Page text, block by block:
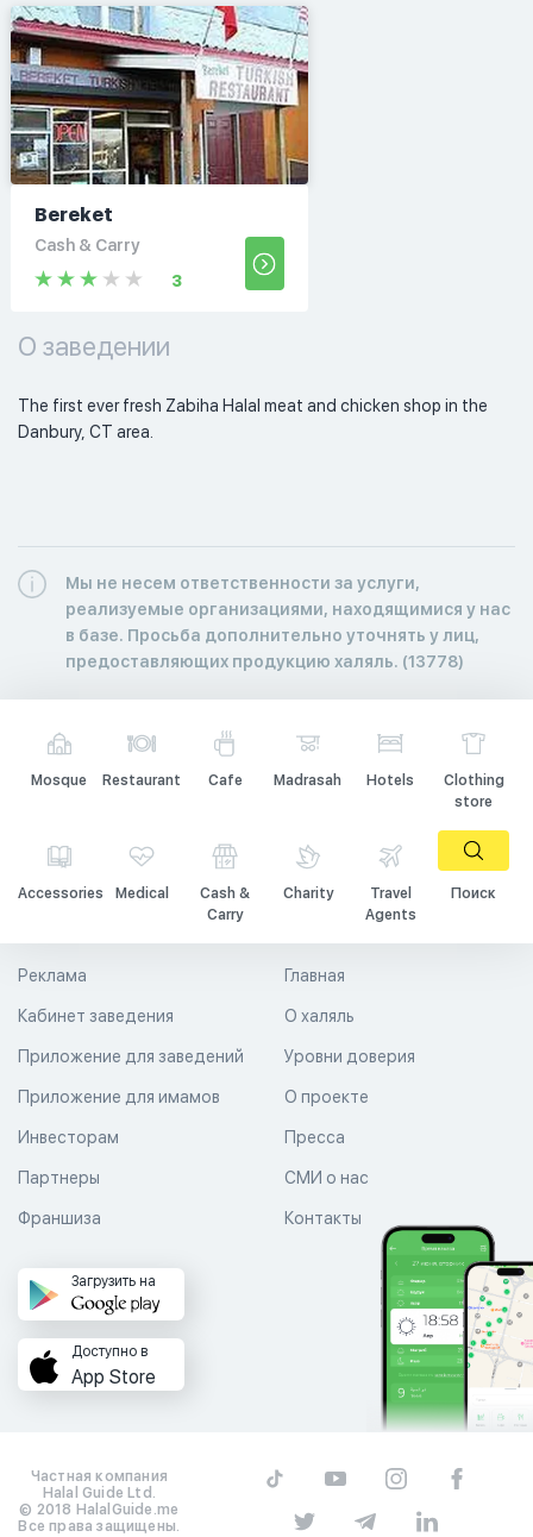
Bereket
Cash & Carry
3
О заведении
The first ever fresh Zabiha Halal meat and chicken shop in the
Danbury, CT area.
Мы не несем ответственности за услуги,
реализуемые организациями, находящимися у нас
в базе. Просьба дополнительно уточнять у лиц,
предоставляющих продукцию халяль. (13778)
Mosque Restaurant Cafe Madrasah Hotels
Clothing
store
Accessories Medical
Cash &
Carry
Charity
Travel
Agents
Поиск
Главная
О халяль
Уровни доверия
Реклама
Кабинет заведения
Приложение для заведений
Приложение для имамов О проекте
Пресса
СМИ о нас
Контакты
Инвесторам
Партнеры
Франшиза
Загрузить на
Доступно в
App Store
Частная компания
Halal Guide Ltd.
© 2018 HalalGuide.me
Все права защищены.